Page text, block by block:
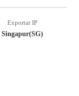
Exportar IP
Singapur(SG)